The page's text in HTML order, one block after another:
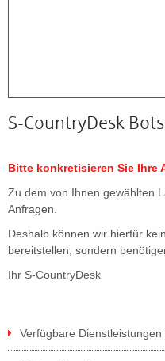
S-CountryDesk
Bitte konkretisieren Sie Ihre
Zu dem von Ihnen gewählten
Anfragen.
Deshalb können wir hierfür
bereitstellen, sondern
Ihr S-CountryDesk
Verfügbare Dienstleistungen